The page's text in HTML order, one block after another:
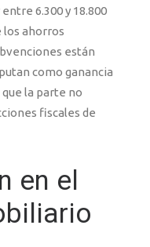
6.300 y 18.800
los ahorros
están
como ganancia
la parte no
fiscales de
en el